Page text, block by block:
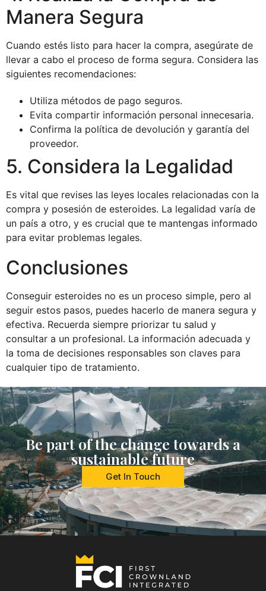
Manera Segura
Cuando estés listo para hacer la compra, asegúrate de
llevar a cabo el proceso de forma segura. Considera las
siguientes recomendaciones:
Utiliza métodos de pago seguros.
Evita compartir información personal innecesaria.
Confirma la política de devolución y garantía del
proveedor.
5. Considera la Legalidad
Es vital que revises las leyes locales relacionadas con la
compra y posesión de esteroides. La legalidad varía de
un país a otro, y es crucial que te mantengas informado
para evitar problemas legales.
Conclusiones
Conseguir esteroides no es un proceso simple, pero al
seguir estos pasos, puedes hacerlo de manera segura y
efectiva. Recuerda siempre priorizar tu salud y
consultar a un profesional. La información adecuada y
la toma de decisiones responsables son claves para
cualquier tipo de tratamiento.
Be part of the change towards a
sustainable future
Get In Touch